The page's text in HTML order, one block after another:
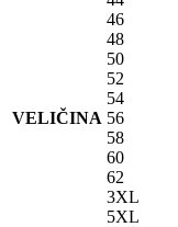
VELIČINA
46
48
50
52
54
56
58
60
62
3XL
5XL